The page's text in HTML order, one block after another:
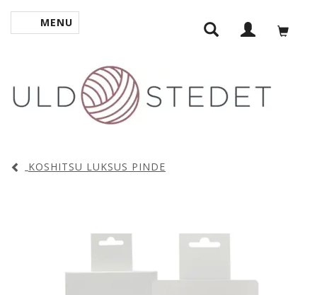
SKIFTE NAVIGATION
MENU
KOSHITSU LUKSUS PINDE